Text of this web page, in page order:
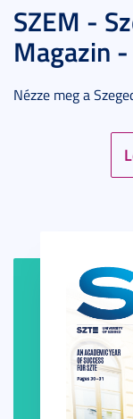
SZEM -
Magazin
Nézze meg a